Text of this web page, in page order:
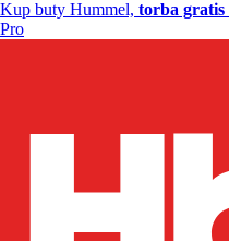
Kup buty Hummel, torba gratis
Pro